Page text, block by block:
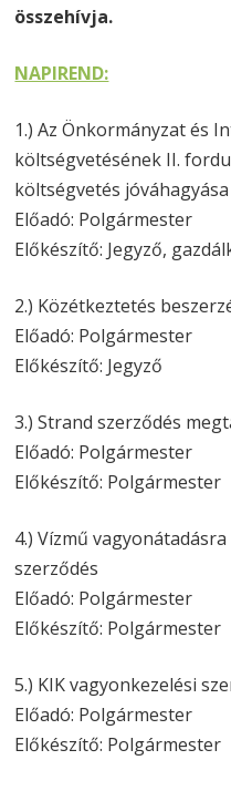
összehívja.
NAPIREND:
1.) Az Önkormányzat és
költségvetésének II.
költségvetés jóváhagyása
Előadó: Polgármester
Előkészítő: Jegyző,
2.) Közétkeztetés
Előadó: Polgármester
Előkészítő: Jegyző
3.) Strand szerződés
Előadó: Polgármester
Előkészítő: Polgármester
4.) Vízmű
szerződés
Előadó: Polgármester
Előkészítő: Polgármester
5.) KIK vagyonkezelési
Előadó: Polgármester
Előkészítő: Polgármester